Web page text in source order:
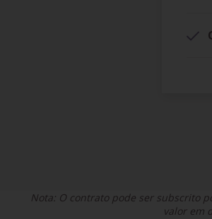
Nota: O contrato pode ser subscrito
valor em